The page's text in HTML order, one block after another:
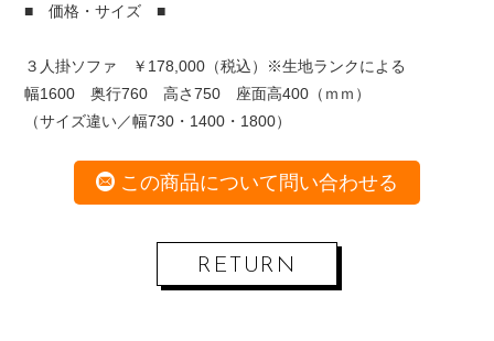
■ 価格・サイズ ■
３人掛ソファ ￥178,000（税込）※生地ランクによる
幅1600 奥行760 高さ750 座面高400（ｍｍ）
（サイズ違い／幅730・1400・1800）
この商品について問い合わせる
RETURN